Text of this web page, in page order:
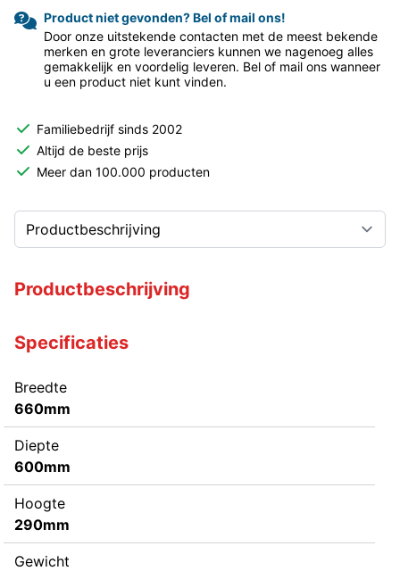
Product niet gevonden? Bel of mail ons!
Door onze uitstekende contacten met de meest bekende
merken en grote leveranciers kunnen we nagenoeg alles
gemakkelijk en voordelig leveren. Bel of mail ons wanneer
u een product niet kunt vinden.
Familiebedrijf sinds 2002
Altijd de beste prijs
Meer dan 100.000 producten
Productbeschrijving
Specificaties
Breedte
660mm
Diepte
600mm
Hoogte
290mm
Gewicht